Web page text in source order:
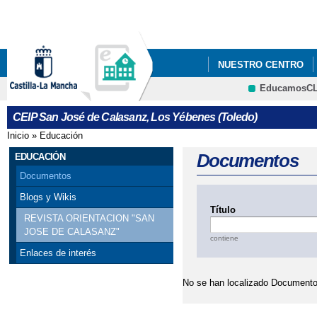
NUESTRO CENTRO
CEIP "SAN JOSÉ DE
CEIP San José de Calasanz, Los Yébenes (Toledo)
Se encuentra usted aquí
Inicio » Educación
EDUCACIÓN
Documentos
Blogs y Wikis
REVISTA ORIENTACION "SAN
JOSE DE CALASANZ"
Enlaces de interés
Documentos
Título
contiene
No se han localizado